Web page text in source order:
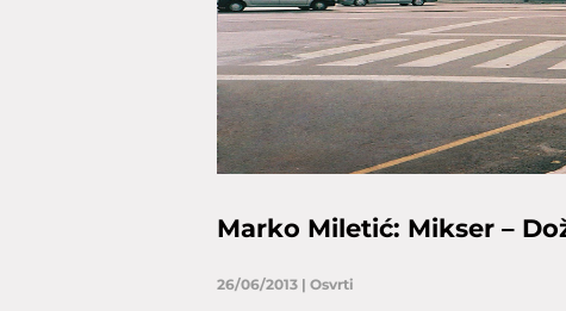
Marko Miletić: Mikser –
26/06/2013 | Osvrti